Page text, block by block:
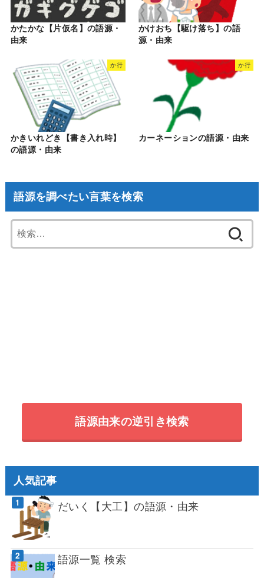
かたかな【片仮名】の語源・
由来
かけおち【駆け落ち】の語
源・由来
か行
かきいれどき【書き入れ時】
の語源・由来
か行
カーネーションの語源・由来
語源を調べたい言葉を検索
索:
語源由来の逆引き検索
人気記事
だいく【大工】の語源・由来
語源一覧 検索